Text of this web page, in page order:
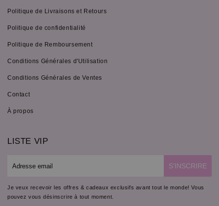
Politique de Livraisons et Retours
Politique de confidentialité
Politique de Remboursement
Conditions Générales d'Utilisation
Conditions Générales de Ventes
Contact
À propos
LISTE VIP
mail
S'INSCRIRE
Je veux recevoir les offres & cadeaux exclusifs avant tout le monde! Vous
pouvez vous désinscrire à tout moment.